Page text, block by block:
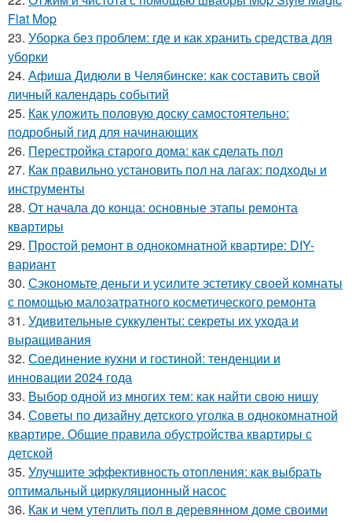
Flat Mop
23. Уборка без проблем: где и как хранить средства для
уборки
24. Афиша Дидюли в Челябинске: как составить свой
личный календарь событий
25. Как уложить половую доску самостоятельно:
подробный гид для начинающих
26. Перестройка старого дома: как сделать пол
27. Как правильно установить пол на лагах: подходы и
инструменты
28. От начала до конца: основные этапы ремонта
квартиры
29. Простой ремонт в однокомнатной квартире: DIY-
вариант
30. Сэкономьте деньги и усилите эстетику своей комнаты
с помощью малозатратного косметического ремонта
31. Удивительные суккуленты: секреты их ухода и
выращивания
32. Соединение кухни и гостиной: тенденции и
инновации 2024 года
33. Выбор одной из многих тем: как найти свою нишу
34. Советы по дизайну детского уголка в однокомнатной
квартире. Общие правила обустройства квартиры с
детской
35. Улучшите эффективность отопления: как выбрать
оптимальный циркуляционный насос
36. Как и чем утеплить пол в деревянном доме своими